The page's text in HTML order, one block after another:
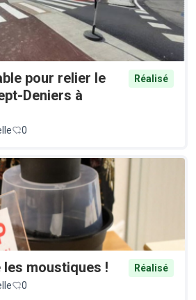
pour relier le
Deniers à
Réalisé
0
moustiques !
Réalisé
0